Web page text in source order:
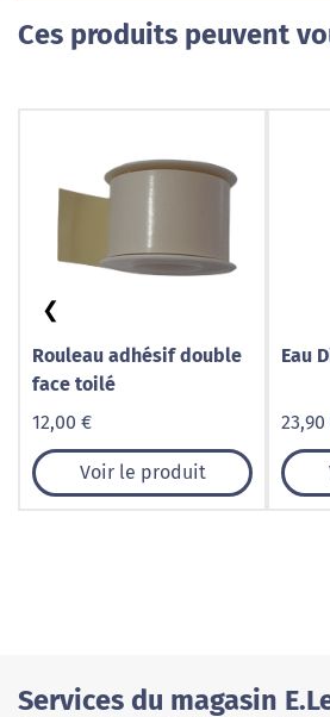
Ces produits peuvent
Rouleau adhésif double
face toilé
12,00 €
Voir le produit
Eau
23,90
❮
Services du magasin